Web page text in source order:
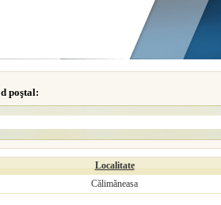
poştal:
Localitate
Călimăneasa